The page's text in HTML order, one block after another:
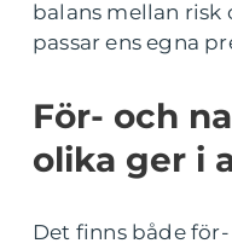
balans mellan risk
passar ens egna
För- och
olika ger i
Det finns både